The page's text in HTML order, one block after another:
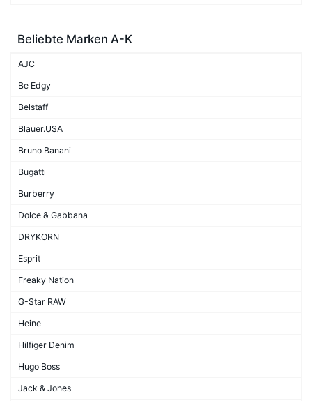
Beliebte Marken A-K
AJC
Be Edgy
Belstaff
Blauer.USA
Bruno Banani
Bugatti
Burberry
Dolce & Gabbana
DRYKORN
Esprit
Freaky Nation
G-Star RAW
Heine
Hilfiger Denim
Hugo Boss
Jack & Jones